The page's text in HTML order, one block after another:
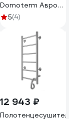
Domoterm Аврора
DMT 109-6 40x80
диммер, хром,
4680419504465
5(4)
12 943 ₽
Полотенцесушитель